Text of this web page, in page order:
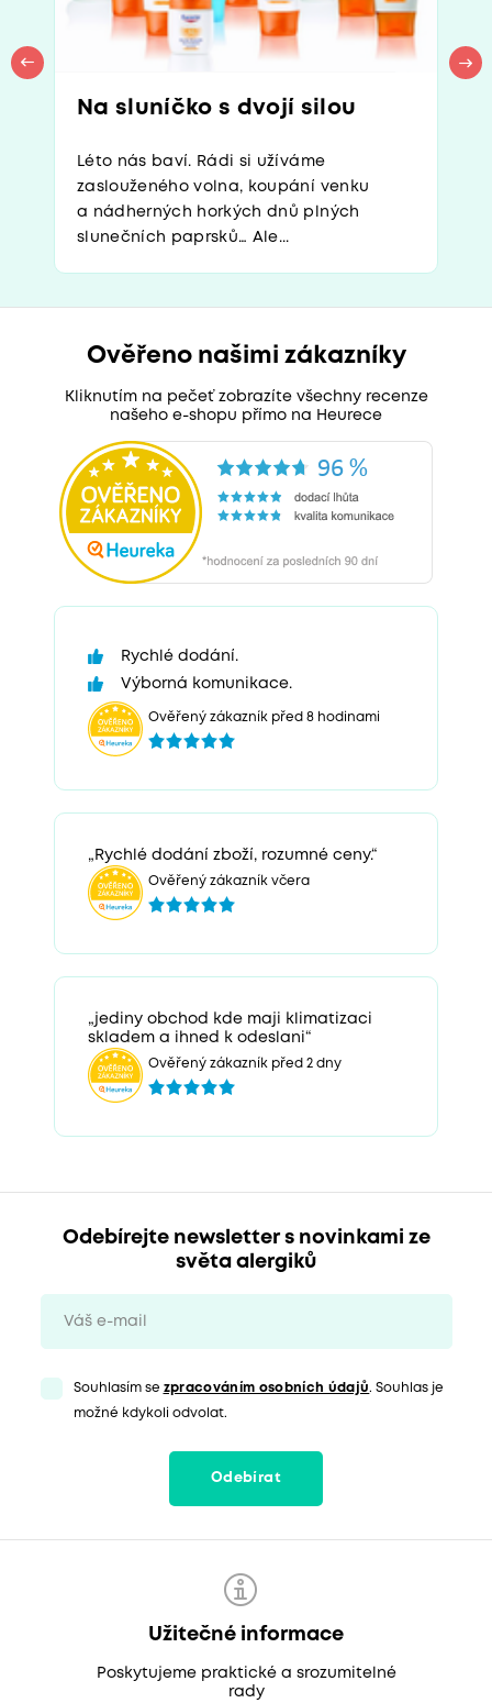
Na sluníčko s dvojí silou
Léto nás baví. Rádi si užíváme
zaslouženého volna, koupání venku
a nádherných horkých dnů plných
slunečních paprsků… Ale...
Ověřeno našimi zákazníky
Kliknutím na pečeť zobrazíte všechny recenze
našeho e-shopu přímo na Heurece
Rychlé dodání.
Výborná komunikace.
Ověřený zákazník před 8 hodinami
„Rychlé dodání zboží, rozumné ceny.“
Ověřený zákazník včera
„jediny obchod kde maji klimatizaci
skladem a ihned k odeslani“
Ověřený zákazník před 2 dny
Odebírejte newsletter s novinkami ze
světa alergiků
Souhlasím se zpracováním osobních údajů. Souhlas je
možné kdykoli odvolat.
Odebírat
Užitečné informace
Poskytujeme praktické a srozumitelné
rady